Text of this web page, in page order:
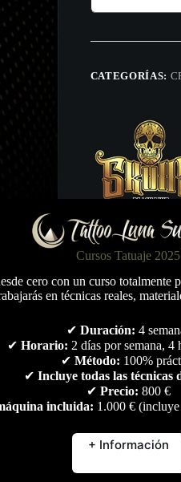
CATEGORÍAS:
Marca
Cursos Tatuaje 2025
cero con un curso totalmente
en técnicas reales,
✔ Duración: 4
✔ Horario: 2 días por semana, 4
✔ Método: 100%
✔ Incluye todas las técnicas
✔ Precio: 800 €
incluida: 1.000 €
+ Información